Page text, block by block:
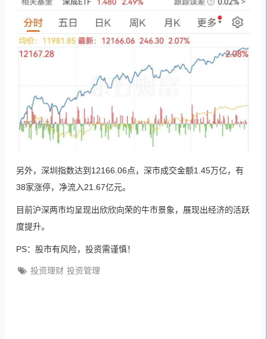
另外，深圳指数达到12166.06点，深市成交金额1.45万亿，有
38家涨停，净流入21.67亿元。
目前沪深两市均呈现出欣欣向荣的牛市景象，展现出经济的活跃
度提升。
PS：股市有风险，投资需谨慎！
投资理财 投资管理